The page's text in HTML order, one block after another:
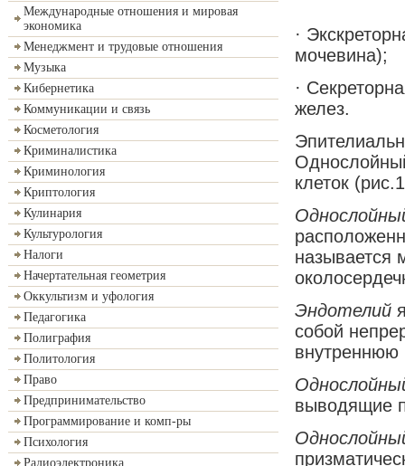
Международные отношения и мировая
экономика
Менеджмент и трудовые отношения
Музыка
Кибернетика
Коммуникации и связь
Косметология
Криминалистика
Криминология
Криптология
Кулинария
Культурология
Налоги
Начертательная геометрия
Оккультизм и уфология
Педагогика
Полиграфия
Политология
Право
Предпринимательство
Программирование и комп-ры
Психология
Радиоэлектроника
·
мочевина);
·
желез.
клеток
называется
Эндотелий
собой
внутреннюю
выводящие